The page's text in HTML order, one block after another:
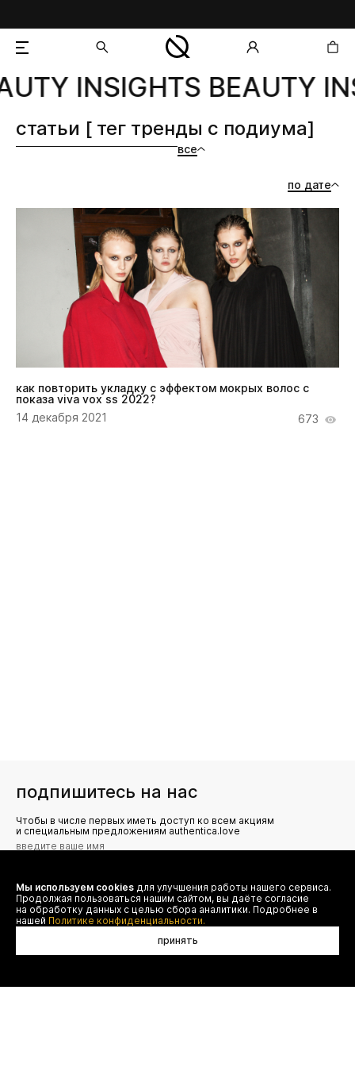
добавлен в корзину
INSIGHTS BEAUTY
все
статьи [ тег тренды с подиума]
по дате
как повторить укладку с эффектом мокрых волос с
показа viva vox ss 2022?
14 декабря 2021
673
подпишитесь на нас
Чтобы в числе первых иметь доступ ко всем акциям
и специальным предложениям authentica.love
Я даю согласие на сбор, обработку и хранение моих
персональных данных (имя, email, телефон) для получения
рекламных и информационных рассылок от ООО 'БТ
Юнайтед', а также ознакомлен(а) с
Политикой конфиденциальности
Мы используем cookies для улучшения работы нашего сервиса.
Продолжая пользоваться нашим сайтом, вы даёте согласие
на обработку данных с целью сбора аналитики. Подробнее в
нашей Политике конфиденциальности.
принять